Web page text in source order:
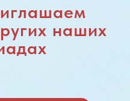
наших